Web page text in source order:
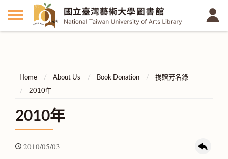
Home About Us Book Donation
捐贈芳名錄
2010年
2010年
2010/05/03